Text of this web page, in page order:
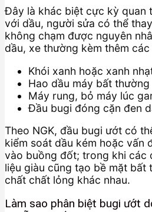
Đây là khác biệt cực kỳ quan
với dầu, người sửa có thể
không chạm được nguyên
dầu, xe thường kèm thêm các
Khói xanh hoặc xanh
Hao dầu máy bất thường
Máy rung, bỏ máy lúc
Đầu bugi đóng cặn đen
Theo NGK, đầu bugi ướt có
kiểm soát dầu kém hoặc vấn
vào buồng đốt; trong khi các
liệu giàu cũng tạo bề mặt bất
chất chất lỏng khác nhau.
Làm sao phân biệt bugi ướt